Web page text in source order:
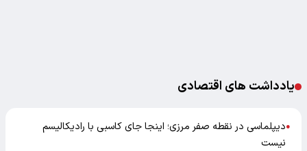
یادداشت های اقتصادی
●دیپلماسی در نقطه صفر مرزی؛ اینجا جای کاسبی با رادیکالیسم
نیست